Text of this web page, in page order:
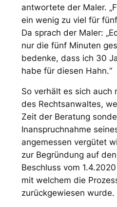
antwortete der Maler.
ein wenig zu viel für
Da sprach der Maler:
nur die fünf Minuten
bedenke, dass ich 30
habe für diesen Hahn.“
So verhält es sich auch
des Rechtsanwaltes,
Zeit der Beratung
Inanspruchnahme
angemessen vergütet
zur Begründung auf
Beschluss vom
mit welchem die
zurückgewiesen wurde.